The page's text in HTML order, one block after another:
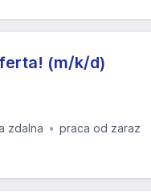
(m/k/d)
zdalna
praca od zaraz